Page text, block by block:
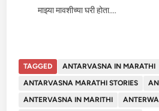
माझ्या मावशीच्या घरी होता....
TAGGED
ANTARVASNA IN MARATHI
ANTARVASNA MARATHI STORIES
ANTERVASNA IN MARITHI